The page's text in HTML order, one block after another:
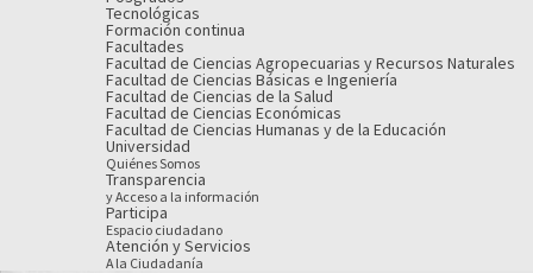
Tecnológicas
Formación continua
Facultades
Facultad de Ciencias Agropecuarias y Recursos Naturales
Facultad de Ciencias Básicas e Ingeniería
Facultad de Ciencias de la Salud
Facultad de Ciencias Económicas
Facultad de Ciencias Humanas y de la Educación
Universidad
Quiénes Somos
Transparencia
y Acceso a la información
Participa
Espacio ciudadano
Atención y Servicios
A la Ciudadanía